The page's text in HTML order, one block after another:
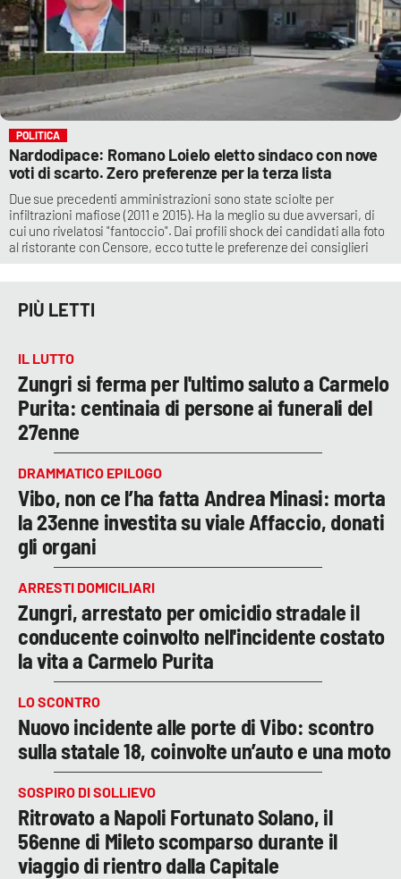
POLITICA
Nardodipace: Romano Loielo eletto sindaco con nove
voti di scarto. Zero preferenze per la terza lista
Due sue precedenti amministrazioni sono state sciolte per
infiltrazioni mafiose (2011 e 2015). Ha la meglio su due avversari, di
cui uno rivelatosi "fantoccio". Dai profili shock dei candidati alla foto
al ristorante con Censore, ecco tutte le preferenze dei consiglieri
PIÙ LETTI
IL LUTTO
Zungri si ferma per l'ultimo saluto a Carmelo
Purita: centinaia di persone ai funerali del
27enne
DRAMMATICO EPILOGO
Vibo, non ce l’ha fatta Andrea Minasi: morta
la 23enne investita su viale Affaccio, donati
gli organi
ARRESTI DOMICILIARI
Zungri, arrestato per omicidio stradale il
conducente coinvolto nell'incidente costato
la vita a Carmelo Purita
LO SCONTRO
Nuovo incidente alle porte di Vibo: scontro
sulla statale 18, coinvolte un’auto e una moto
SOSPIRO DI SOLLIEVO
Ritrovato a Napoli Fortunato Solano, il
56enne di Mileto scomparso durante il
viaggio di rientro dalla Capitale